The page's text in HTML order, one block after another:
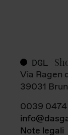
DGL
Via Ragen
39031
0039 0474
Note legali